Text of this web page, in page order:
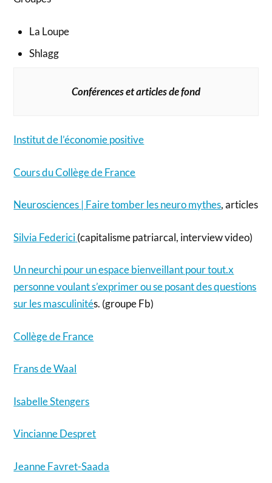
La Loupe
Shlagg
Conférences et articles de fond
Institut de l’économie positive
Cours du Collège de France
Neurosciences | Faire tomber les neuro mythes, articles
Silvia Federici(capitalisme patriarcal, interview video)
Un neurchi pour un espace bienveillant pour tout.x
personne voulant s’exprimer ou se posant des questions
sur les masculinités. (groupe Fb)
Collège de France
Frans de Waal
Isabelle Stengers
Vincianne Despret
Jeanne Favret-Saada